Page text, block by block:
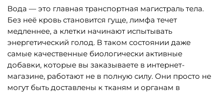
Вода — это главная транспортная магистраль тела.
Без неё кровь становится гуще, лимфа течет
медленнее, а клетки начинают испытывать
энергетический голод. В таком состоянии даже
самые качественные биологически активные
добавки, которые вы заказываете в интернет-
магазине, работают не в полную силу. Они просто не
могут быть доставлены к тканям и органам в